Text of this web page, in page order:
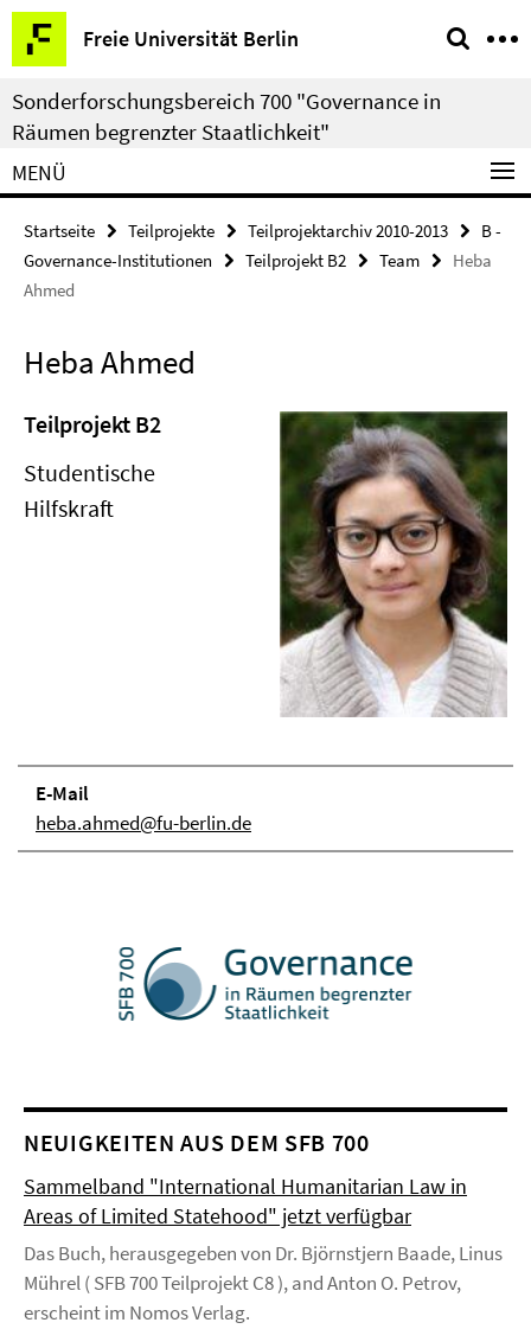
Springe
direkt
zu
Inhalt
Freie Universität Berlin
Service-
Navigation
Sonderforschungsbereich 700 "Governance in
Räumen begrenzter Staatlichkeit"
MENÜ
Startseite Teilprojekte Teilprojektarchiv 2010-2013
B -
Governance-Institutionen
Teilprojekt B2 Team
Heba
Ahmed
Heba Ahmed
Teilprojekt B2
Studentische
Hilfskraft
E-Mail
heba.ahmed@fu-berlin.de
NEUIGKEITEN AUS DEM SFB 700
Sammelband "International Humanitarian Law in
Areas of Limited Statehood" jetzt verfügbar
Das Buch, herausgegeben von Dr. Björnstjern Baade, Linus
Mührel ( SFB 700 Teilprojekt C8 ), and Anton O. Petrov,
erscheint im Nomos Verlag.